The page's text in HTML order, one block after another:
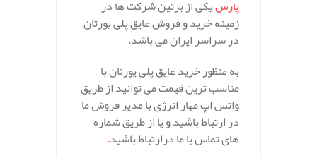
پارسیکی از برتین شرکت ها در
زمینه خرید و فروش عایق پلی یورتان
در سراسر ایران می باشد.
به منظور خرید عایق پلی یورتان با
مناسب ترین قیمت می توانید از طریق
واتس اپ مهار انرژی با مدیر فروش ما
در ارتباط باشید و یا از طریق شماره
های تماس با ما درارتباط باشید.